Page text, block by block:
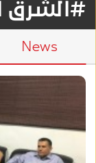
#الشرق
News